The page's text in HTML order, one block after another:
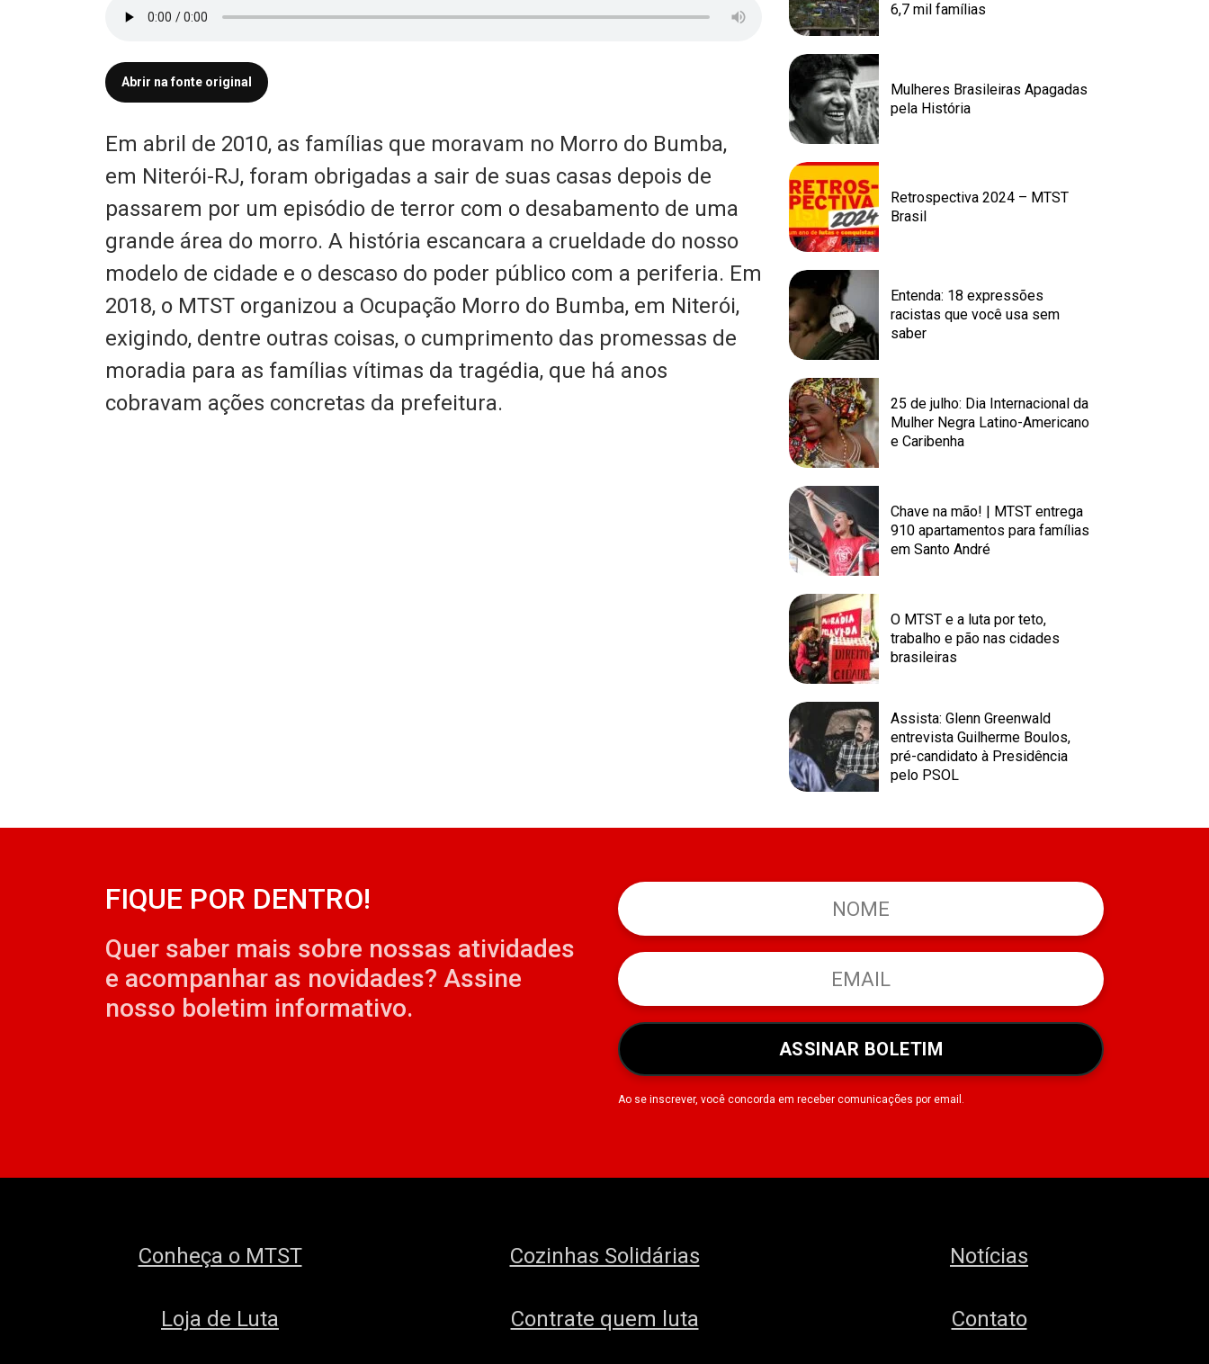
Abrir na fonte original
Em abril de 2010, as famílias que moravam no Morro do Bumba,
em Niterói-RJ, foram obrigadas a sair de suas casas depois de
passarem por um episódio de terror com o desabamento de uma
grande área do morro. A história escancara a crueldade do nosso
modelo de cidade e o descaso do poder público com a periferia. Em
2018, o MTST organizou a Ocupação Morro do Bumba, em Niterói,
exigindo, dentre outras coisas, o cumprimento das promessas de
moradia para as famílias vítimas da tragédia, que há anos
cobravam ações concretas da prefeitura.
6,7 mil famílias
Mulheres Brasileiras Apagadas
pela História
Retrospectiva 2024 – MTST
Brasil
Entenda: 18 expressões
racistas que você usa sem
saber
25 de julho: Dia Internacional da
Mulher Negra Latino-Americano
e Caribenha
Chave na mão! | MTST entrega
910 apartamentos para famílias
em Santo André
O MTST e a luta por teto,
trabalho e pão nas cidades
brasileiras
Assista: Glenn Greenwald
entrevista Guilherme Boulos,
pré-candidato à Presidência
pelo PSOL
FIQUE POR DENTRO!
Quer saber mais sobre nossas atividades
e acompanhar as novidades? Assine
nosso boletim informativo.
ASSINAR BOLETIM
Ao se inscrever, você concorda em receber comunicações por email.
Conheça o MTST
Loja de Luta
Cozinhas Solidárias
Contrate quem luta
Notícias
Contato